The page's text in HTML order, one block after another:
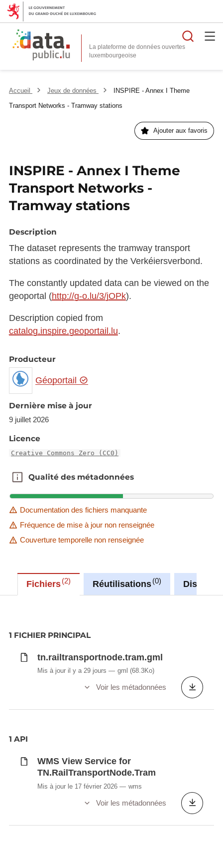
La plateforme de données ouvertes
Accueil Jeux de données
INSPIRE - Annex I Theme
Transport Networks - Tramway stations
Ajouter aux favoris
INSPIRE - Annex I Theme
Transport Networks -
Tramway stations
Description
The dataset represents the tramway transport
stations as coordinated by the Verkéiersverbond.
The constantly updated data can be viewed on the
geoportal (http://g-o.lu/3/jOPk).
Description copied from
catalog.inspire.geoportail.lu.
Producteur
Géoportail
Dernière mise à jour
9 juillet 2026
Licence
Creative Commons Zero (CC0)
Qualité des métadonnées
Qualité des métadonnées
Documentation des fichiers manquante
Fréquence de mise à jour non renseignée
Couverture temporelle non renseignée
Fichiers 2 Réutilisations 0
1 FICHIER PRINCIPAL
tn.railtransportnode.tram.gml
Mis à jour il y a 29 jours gml (68.3Ko)
Voir les métadonnées
1 API
WMS View Service for
TN.RailTransportNode.Tram
Mis à jour le 17 février 2026 wms
Voir les métadonnées